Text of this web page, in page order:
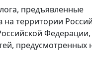
предъявленные
территории
предусмотренных